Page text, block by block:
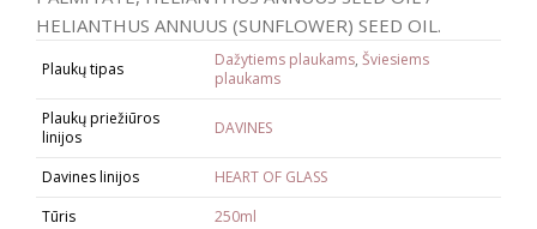
HELIANTHUS ANNUUS (SUNFLOWER) SEED OIL.
Plaukų tipas Dažytiems plaukams, Šviesiems
plaukams
Plaukų priežiūros
linijos
DAVINES
Davines linijos
HEART OF GLASS
Tūris
250ml